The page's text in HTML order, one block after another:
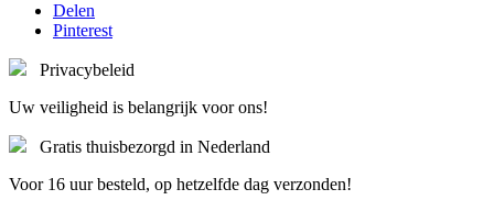
Delen
Pinterest
Privacybeleid
Uw veiligheid is belangrijk voor ons!
Gratis thuisbezorgd in Nederland
Voor 16 uur besteld, op hetzelfde dag verzonden!